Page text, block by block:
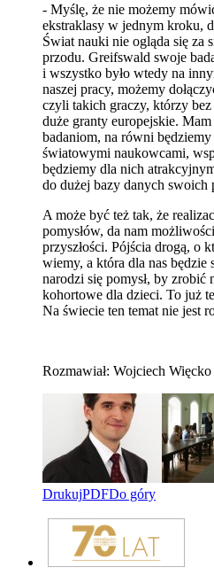
- Myślę, że nie możemy
ekstraklasy w jednym kroku,
Świat nauki nie ogląda się za
przodu. Greifswald swoje
i wszystko było wtedy na
naszej pracy, możemy
czyli takich graczy, którzy
duże granty europejskie.
badaniom, na równi
światowymi naukowcami,
będziemy dla nich
do dużej bazy danych swoich
A może być też tak, że
pomysłów, da nam
przyszłości. Pójścia drogą, o
wiemy, a która dla nas będzie
narodzi się pomysł, by zrobić
kohortowe dla dzieci. To już
Na świecie ten temat nie jest
Rozmawiał: Wojciech Więcko
DrukujPDFDo góry